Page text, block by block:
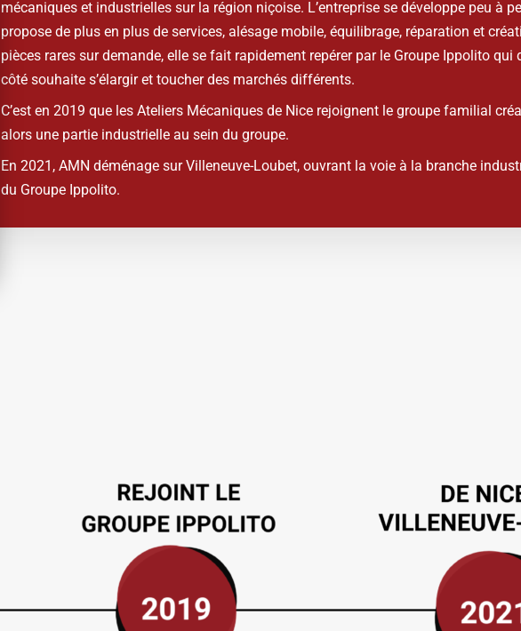
mécaniques et industrielles sur la région niçoise. L’entreprise se développe peu à
propose de plus en plus de services, alésage mobile, équilibrage, réparation et
pièces rares sur demande, elle se fait rapidement repérer par le Groupe Ippolitoqui
côté souhaite s’élargir et toucher des marchés différents.
C’est en 2019 que les Ateliers Mécaniques de Nice rejoignent le groupe familial
alors une partie industrielle au sein du groupe.
En 2021, AMN déménage sur Villeneuve-Loubet, ouvrant la voie à la branche
du Groupe Ippolito.